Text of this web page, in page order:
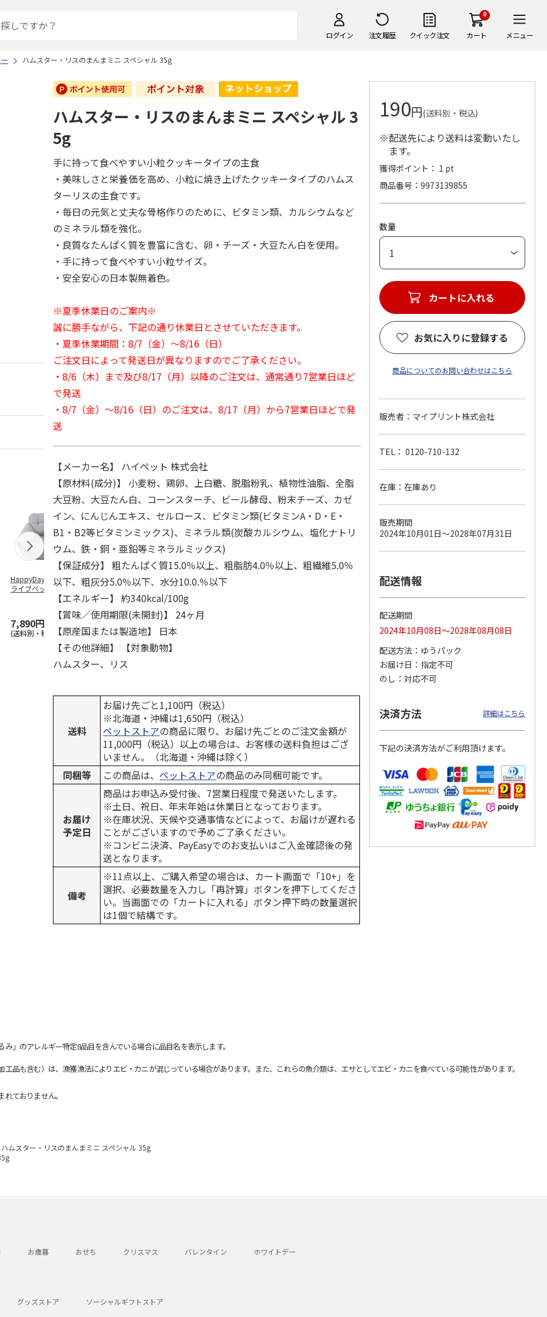
ログイン 注文履歴 クイック注文
0
カート メニュー
ハムスター・リスのまんまミニ スペシャル 35g
HappyDays 2wayド
ライブベッド グレ
7,890円
(送料別・税込)
獣医師開発 ニオイ
をとる砂専用 猫ト
イレ ナチュラルグ
1,550円
(送料別・税込)
デオトイレ 飛び散
らない消臭・抗菌サ
ンド 4L
1,320円
(送料別・税込)
ペット線香 虹のか
なた フルーティフ
ローラルの香り
590円
(送料別・税込)
えBOX とりささ…
380円
(送料別・税込)
ハムスター・リスのまんまミニ スペシャル 3
5g
手に持って食べやすい小粒クッキータイプの主食
・美味しさと栄養価を高め、小粒に焼き上げたクッキータイプのハムス
ターリスの主食です。
・毎日の元気と丈夫な骨格作りのために、ビタミン類、カルシウムなど
のミネラル類を強化。
・良質なたんぱく質を豊富に含む、卵・チーズ・大豆たん白を使用。
・手に持って食べやすい小粒サイズ。
・安全安心の日本製無着色。
※夏季休業日のご案内※
誠に勝手ながら、下記の通り休業日とさせていただきます。
・夏季休業期間：8/7（金）～8/16（日）
ご注文日によって発送日が異なりますのでご了承ください。
・8/6（木）まで及び8/17（月）以降のご注文は、通常通り7営業日ほど
で発送
・8/7（金）～8/16（日）のご注文は、8/17（月）から7営業日ほどで発
送
【メーカー名】 ハイペット 株式会社
【原材料(成分)】 小麦粉、鶏卵、上白糖、脱脂粉乳、植物性油脂、全脂
大豆粉、大豆たん白、コーンスターチ、ビール酵母、粉末チーズ、カゼ
イン、にんじんエキス、セルロース、ビタミン類(ビタミンA・D・E・
B1・B2等ビタミンミックス)、ミネラル類(炭酸カルシウム、塩化ナトリ
ウム、鉄・銅・亜鉛等ミネラルミックス)
【保証成分】 粗たんぱく質15.0％以上、粗脂肪4.0％以上、粗繊維5.0％
以下、粗灰分5.0％以下、水分10.0.％以下
【エネルギー】 約340kcal/100g
【賞味／使用期限(未開封)】 24ヶ月
【原産国または製造地】 日本
【その他詳細】 【対象動物】
ハムスター、リス
送料
お届け先ごと1,100円（税込）
※北海道・沖縄は1,650円（税込）
ペットストアの商品に限り、お届け先ごとのご注文金額が
11,000円（税込）以上の場合は、お客様の送料負担はござ
いません。（北海道・沖縄は除く）
同梱等
この商品は、ペットストアの商品のみ同梱可能です。
お届け
予定日
商品はお申込み受付後、7営業日程度で発送いたします。
※土日、祝日、年末年始は休業日となっております。
※在庫状況、天候や交通事情などによって、お届けが遅れる
ことがございますので予めご了承ください。
※コンビニ決済、PayEasyでのお支払いはご入金確認後の発
送となります。
備考
※11点以上、ご購入希望の場合は、カート画面で「10+」を
選択、必要数量を入力し「再計算」ボタンを押下してくださ
い。当画面での「カートに入れる」ボタン押下時の数量選択
は1個で結構です。
190円(送料別・税込)
※配送先により送料は変動いたし
ます。
獲得ポイント： 1 pt
商品番号
9973139855
数量
カートに入れる
お気に入りに登録する
商品についてのお問い合わせはこちら
販売者：マイプリント株式会社
TEL： 0120-710-132
在庫：在庫あり
販売期間
2024年10月01日～2028年07月31日
配送情報
配送期間
2024年10月08日～2028年08月08日
配送方法
ゆうパック
お届け日
指定不可
のし
対応不可
決済方法 詳細はこちら
下記の決済方法がご利用頂けます。
」のアレルギー特定8品目を含んでいる場合に品目名を表示します。
品も含む）は、漁獲漁法によりエビ・カニが混じっている場合があります。また、これらの魚介類は、エサとしてエビ・カニを食べている可能性があります。
ておりません。
ハムスター・リスのまんまミニ スペシャル 35g
お歳暮 おせち クリスマス バレンタイン ホワイトデー
グッズストア ソーシャルギフトストア